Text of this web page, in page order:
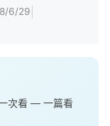
6/29
次看 — 一篇看